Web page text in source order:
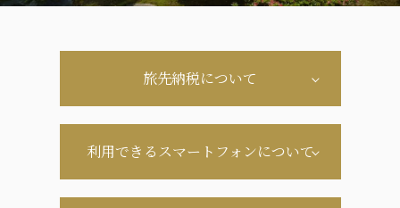
旅先納税について
利用できるスマートフォンについて